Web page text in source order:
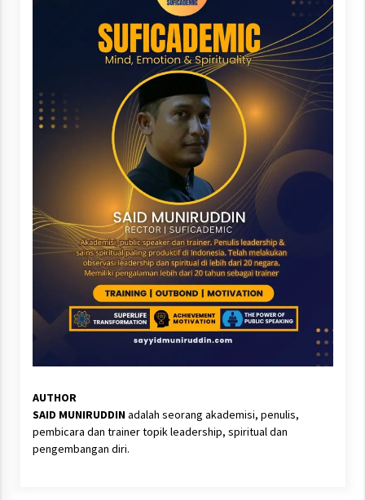
AUTHOR
SAID MUNIRUDDINadalah seorang akademisi, penulis,
pembicara dan trainer topik leadership, spiritual dan
pengembangan diri.